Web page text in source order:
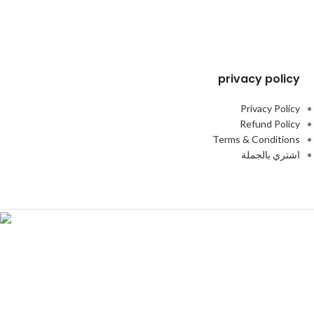
privacy policy
Privacy Policy
Refund Policy
Terms & Conditions
اشتري بالجملة